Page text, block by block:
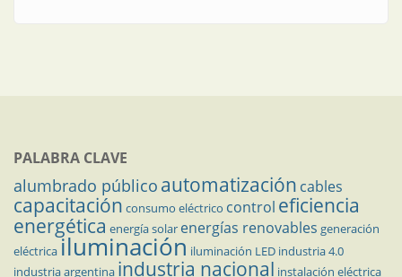
PALABRA CLAVE
alumbrado público automatización cables
capacitación consumo eléctrico control eficiencia
energética energía solar energías renovables generación
eléctricailuminación iluminación LED industria 4.0
industria argentina industria nacional instalación eléctrica